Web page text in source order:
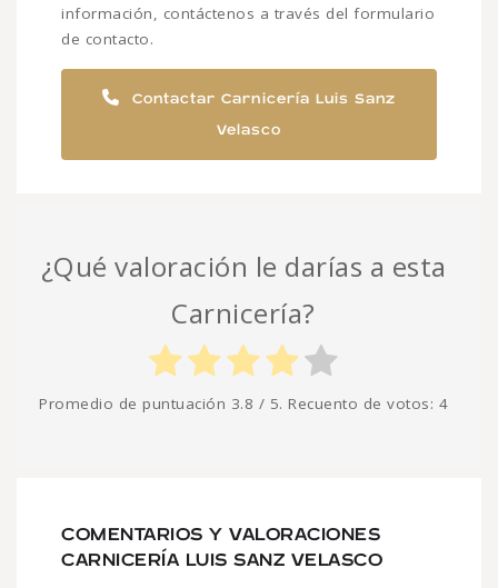
información, contáctenos a través del formulario
de contacto.
Contactar Carnicería Luis Sanz
Velasco
¿Qué valoración le darías a esta
Carnicería?
Promedio de puntuación 3.8 / 5. Recuento de votos: 4
COMENTARIOS Y VALORACIONES
CARNICERÍA LUIS SANZ VELASCO